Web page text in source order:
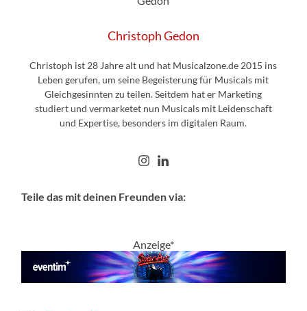
Christoph Gedon
Christoph ist 28 Jahre alt und hat Musicalzone.de 2015 ins
Leben gerufen, um seine Begeisterung für Musicals mit
Gleichgesinnten zu teilen. Seitdem hat er Marketing
studiert und vermarketet nun Musicals mit Leidenschaft
und Expertise, besonders im digitalen Raum.
Teile das mit deinen Freunden via:
Anzeige*